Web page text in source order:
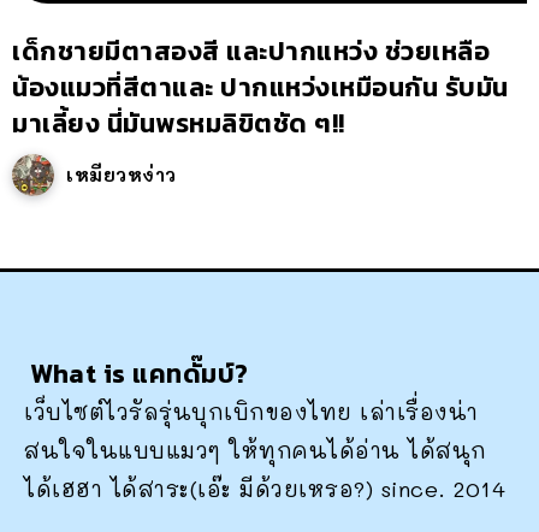
เด็กชายมีตาสองสี และปากแหว่ง ช่วยเหลือ
น้องแมวที่สีตาและ ปากแหว่งเหมือนกัน รับมัน
มาเลี้ยง นี่มันพรหมลิขิตชัด ๆ!!
เหมียวหง่าว
What is แคทดั๊มบ์?
เว็บไซต์ไวรัลรุ่นบุกเบิกของไทย เล่าเรื่องน่า
สนใจในแบบแมวๆ ให้ทุกคนได้อ่าน ได้สนุก
ได้เฮฮา ได้สาระ(เอ๊ะ มีด้วยเหรอ?) since. 2014